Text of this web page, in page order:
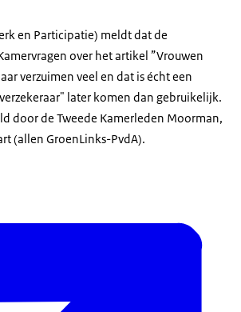
en Participatie) meldt dat de
over het artikel ”Vrouwen
verzuimen veel en dat is écht een
later komen dan gebruikelijk.
door de Tweede Kamerleden Moorman,
(allen GroenLinks-PvdA).